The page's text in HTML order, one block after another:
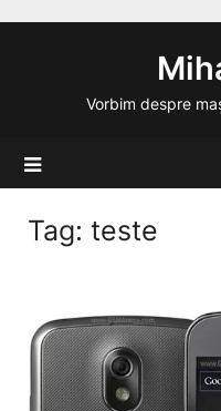
Vorbim despre
Tag: teste